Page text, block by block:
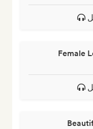
Female